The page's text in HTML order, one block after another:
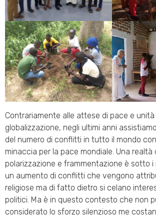
Contrariamente alle attese di pace e
globalizzazione, negli ultimi anni
del numero di conflitti in tutto il mondo
minaccia per la pace mondiale. Una realtà
polarizzazione e frammentazione è sotto
un aumento di conflitti che vengono
religiose ma di fatto dietro si celano
politici. Ma è in questo contesto che non
considerato lo sforzo silenzioso me